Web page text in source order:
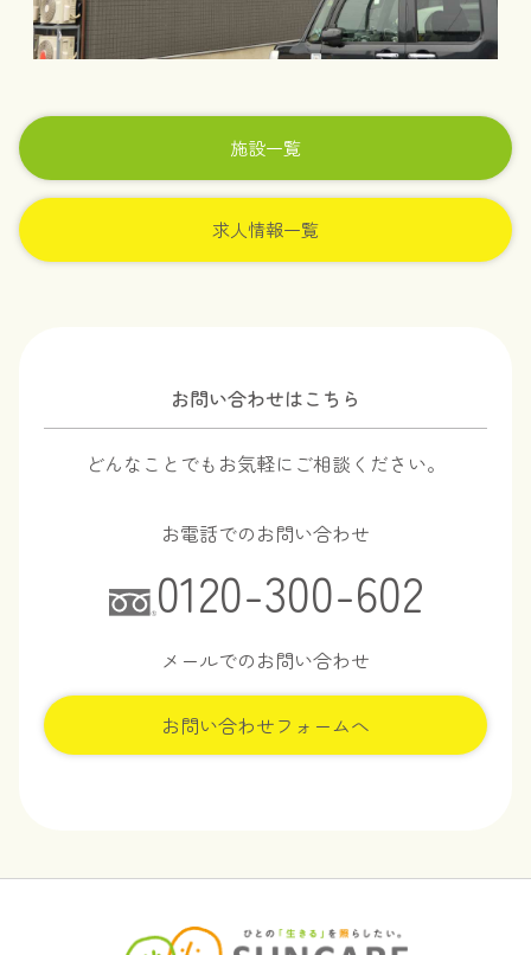
施設一覧
求人情報一覧
お問い合わせはこちら
どんなことでもお気軽にご相談ください。
お電話でのお問い合わせ
0120-300-602
メールでのお問い合わせ
お問い合わせフォームへ